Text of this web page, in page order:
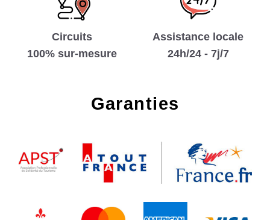
Circuits
100% sur-mesure
Assistance locale
24h/24 - 7j/7
Garanties